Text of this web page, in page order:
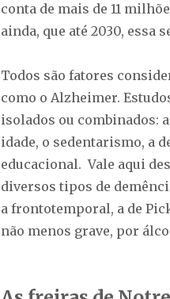
conta de mais de 11
ainda, que até 2030, essa
Todos são fatores
como o Alzheimer.
isolados ou combinados:
idade, o sedentarismo, a
educacional. Vale aqui
diversos tipos de
a frontotemporal, a de
não menos grave, por